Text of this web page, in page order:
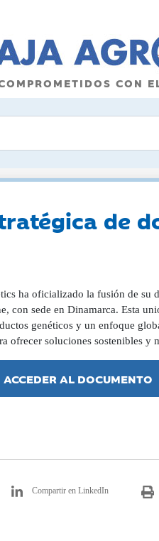
CON
de
ha oficializado la fusión de su
con sede en Dinamarca. Esta
genéticos y un enfoque
ofrecer soluciones sostenibles y
ACCEDER AL DOCUMENTO
Compartir en LinkedIn